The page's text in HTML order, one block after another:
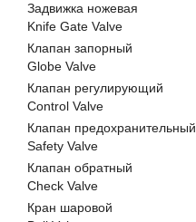
Задвижка ножевая
Knife Gate Valve
Клапан запорный
Globe Valve
Клапан регулирующий
Control Valve
Клапан предохранительный
Safety Valve
Клапан обратный
Check Valve
Кран шаровой